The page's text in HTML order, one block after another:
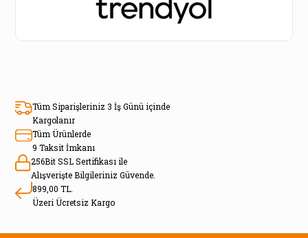
Tüm Siparişleriniz 3 İş Günü içinde
Kargolanır
Tüm Ürünlerde
9 Taksit İmkanı
256Bit SSL Sertifikası ile
Alışverişte Bilgileriniz Güvende.
899,00 TL.
Üzeri Ücretsiz Kargo